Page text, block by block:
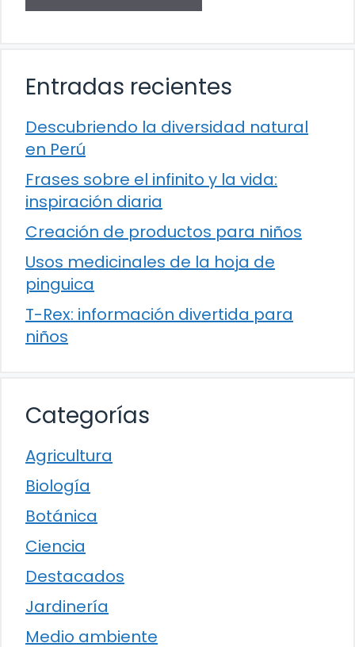
Entradas recientes
Descubriendo la diversidad natural
en Perú
Frases sobre el infinito y la vida:
inspiración diaria
Creación de productos para niños
Usos medicinales de la hoja de
pinguica
T-Rex: información divertida para
niños
Categorías
Agricultura
Biología
Botánica
Ciencia
Destacados
Jardinería
Medio ambiente